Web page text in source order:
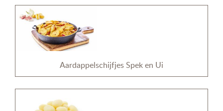
Aardappelschijfjes Spek en Ui